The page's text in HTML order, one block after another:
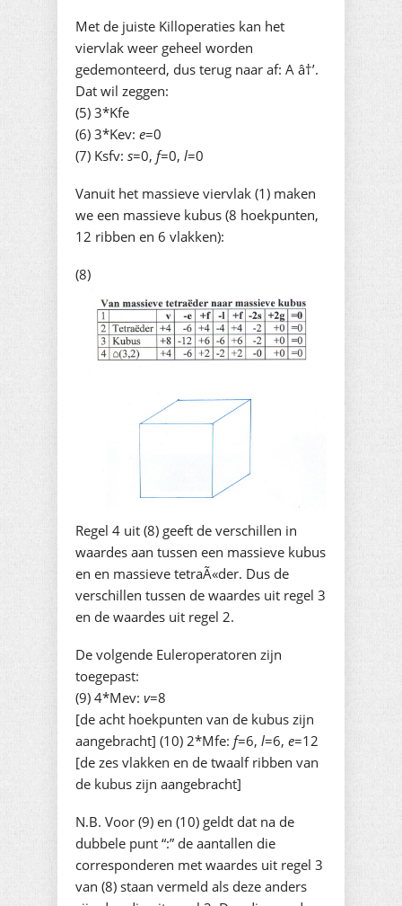
Met de juiste Killoperaties kan het
viervlak weer geheel worden
gedemonteerd, dus terug naar af: A â†’.
Dat wil zeggen:
(5) 3*Kfe
(6) 3*Kev: e=0
(7) Ksfv: s=0, f=0, l=0
Vanuit het massieve viervlak (1) maken
we een massieve kubus (8 hoekpunten,
12 ribben en 6 vlakken):
(8)
Regel 4 uit (8) geeft de verschillen in
waardes aan tussen een massieve kubus
en en massieve tetraÃ«der. Dus de
verschillen tussen de waardes uit regel 3
en de waardes uit regel 2.
De volgende Euleroperatoren zijn
toegepast:
(9) 4*Mev: v=8
[de acht hoekpunten van de kubus zijn
aangebracht] (10) 2*Mfe: f=6, l=6, e=12
[de zes vlakken en de twaalf ribben van
de kubus zijn aangebracht]
N.B. Voor (9) en (10) geldt dat na de
dubbele punt “:” de aantallen die
corresponderen met waardes uit regel 3
van (8) staan vermeld als deze anders